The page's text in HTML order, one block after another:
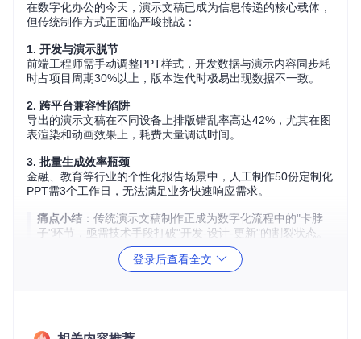
在数字化办公的今天，演示文稿已成为信息传递的核心载体，
但传统制作方式正面临严峻挑战：
1. 开发与演示脱节
前端工程师需手动调整PPT样式，开发数据与演示内容同步耗
时占项目周期30%以上，版本迭代时极易出现数据不一致。
2. 跨平台兼容性陷阱
导出的演示文稿在不同设备上排版错乱率高达42%，尤其在图
表渲染和动画效果上，耗费大量调试时间。
3. 批量生成效率瓶颈
金融、教育等行业的个性化报告场景中，人工制作50份定制化
PPT需3个工作日，无法满足业务快速响应需求。
痛点小结 ：传统演示文稿制作正成为数字化流程中的"卡脖
子"环节，亟需技术手段打破"开发-设计-更新"的割裂状态。
解决方案：PptxGenJS的技术突破 🚀
登录后查看全文